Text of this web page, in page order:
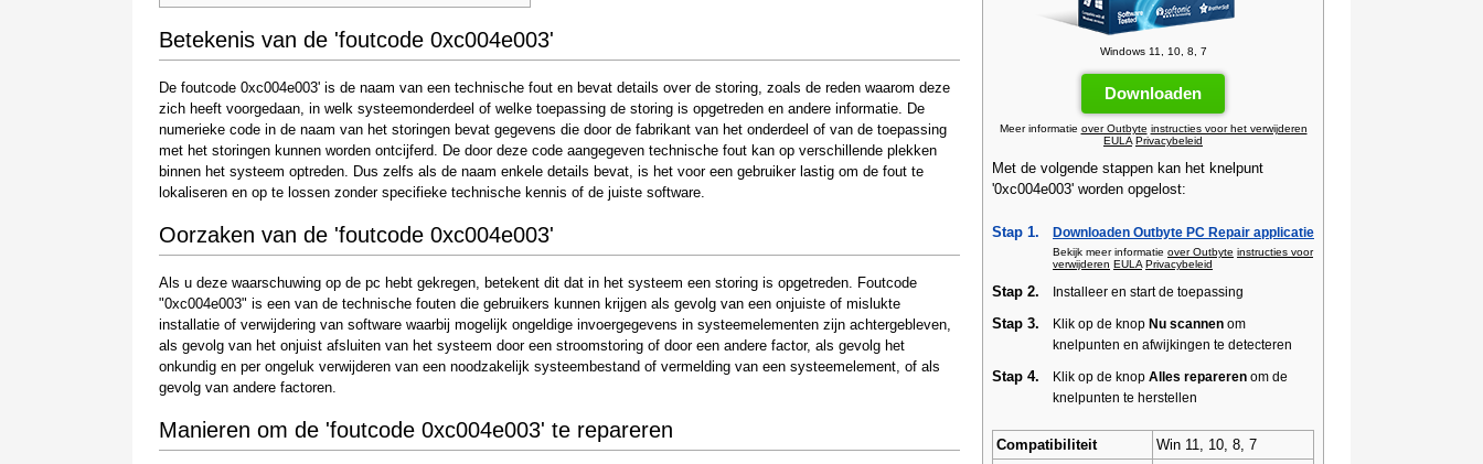
Windows 11, 10, 8, 7
Downloaden
Meer informatie over Outbyte instructies voor het verwijderen
EULA Privacybeleid
Met de volgende stappen kan het knelpunt
'0xc004e003' worden opgelost:
Stap 1. Downloaden Outbyte PC Repair applicatie
Bekijk meer informatie over Outbyte instructies voor
verwijderen EULA Privacybeleid
Stap 2. Installeer en start de toepassing
Stap 3. Klik op de knop Nu scannen om
knelpunten en afwijkingen te detecteren
Stap 4. Klik op de knop Alles repareren om de
knelpunten te herstellen
Compatibiliteit
Win 11, 10, 8, 7
Betekenis van de 'foutcode 0xc004e003'
De foutcode 0xc004e003' is de naam van een technische fout en bevat details over de storing, zoals de reden waarom deze
zich heeft voorgedaan, in welk systeemonderdeel of welke toepassing de storing is opgetreden en andere informatie. De
numerieke code in de naam van het storingen bevat gegevens die door de fabrikant van het onderdeel of van de toepassing
met het storingen kunnen worden ontcijferd. De door deze code aangegeven technische fout kan op verschillende plekken
binnen het systeem optreden. Dus zelfs als de naam enkele details bevat, is het voor een gebruiker lastig om de fout te
lokaliseren en op te lossen zonder specifieke technische kennis of de juiste software.
Oorzaken van de 'foutcode 0xc004e003'
Als u deze waarschuwing op de pc hebt gekregen, betekent dit dat in het systeem een storing is opgetreden. Foutcode
"0xc004e003" is een van de technische fouten die gebruikers kunnen krijgen als gevolg van een onjuiste of mislukte
installatie of verwijdering van software waarbij mogelijk ongeldige invoergegevens in systeemelementen zijn achtergebleven,
als gevolg van het onjuist afsluiten van het systeem door een stroomstoring of door een andere factor, als gevolg het
onkundig en per ongeluk verwijderen van een noodzakelijk systeembestand of vermelding van een systeemelement, of als
gevolg van andere factoren.
Manieren om de 'foutcode 0xc004e003' te repareren